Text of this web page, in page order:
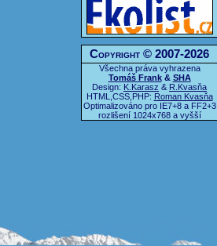
Copyright © 2007-2026
Všechna práva vyhrazena
Tomáš Frank& SHA
Design: K.Karasz & R.Kvasňa
HTML,CSS,PHP: Roman Kvasňa
Optimalizováno pro IE7+8 a FF2+3
rozlišení 1024x768 a vyšší